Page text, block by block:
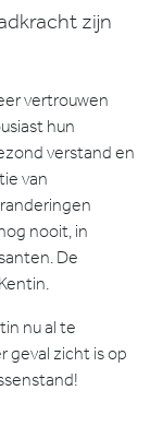
zijn
vertrouwen
hun
verstand en
van
nooit, in
De
nu al te
geval zicht is op